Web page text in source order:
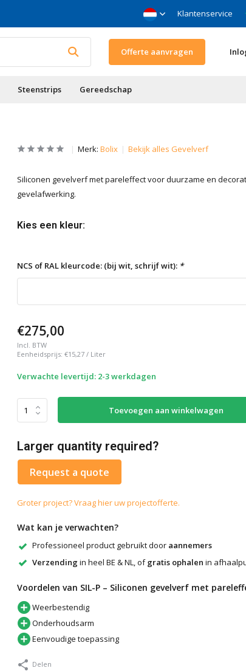
Klantenservice
Offerte aanvragen
Steenstrips Gereedschap
Merk: Bolix Bekijk alles Gevelverf
Siliconen gevelverf met pareleffect voor duurzame en
gevelafwerking.
Kies een kleur:
NCS of RAL kleurcode: (bij wit, schrijf wit): *
€275,00
Incl. BTW
Eenheidsprijs: €15,27/ Liter
Verwachte levertijd: 2-3 werkdagen
Toevoegen aan winkelwagen
Larger quantity required?
Request a quote
Groter project? Vraag hier uw projectofferte.
Wat kan je verwachten?
Professioneel product gebruikt door aannemers
Verzending in heel BE & NL, ofgratis ophalen in
Voordelen van SIL-P – Siliconen gevelverf met
Weerbestendig
Onderhoudsarm
Eenvoudige toepassing
Delen